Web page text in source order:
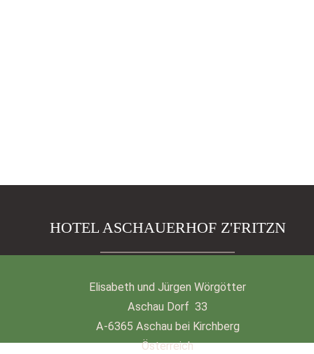
HOTEL ASCHAUERHOF Z'FRITZN
Elisabeth und Jürgen Wörgötter
Aschau Dorf 33
A-6365 Aschau bei Kirchberg
Österreich